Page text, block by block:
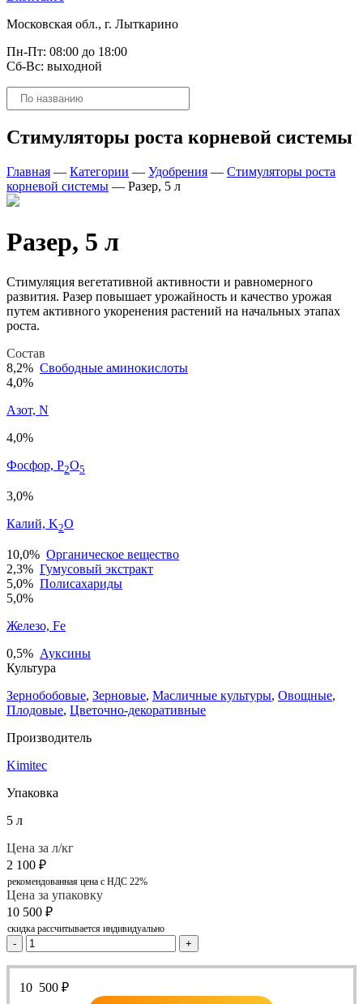
Московская обл., г. Лыткарино
Пн-Пт: 08:00 до 18:00
Сб-Вс: выходной
Поиск
товаров
Стимуляторы роста корневой системы
Главная — Категории — Удобрения — Стимуляторы роста
корневой системы — Разер, 5 л
Разер, 5 л
Стимуляция вегетативной активности и равномерного
развития. Разер повышает урожайность и качество урожая
путем активного укоренения растений на начальных этапах
роста.
Состав
8,2% Свободные аминокислоты
4,0%
Азот, N
4,0%
Фосфор, P2O5
3,0%
Калий, K2O
10,0% Органическое вещество
2,3% Гумусовый экстракт
5,0% Полисахариды
5,0%
Железо, Fe
0,5% Ауксины
Культура
Зернобобовые, Зерновые, Масличные культуры, Овощные,
Плодовые, Цветочно-декоративные
Производитель
Kimitec
Упаковка
5 л
Цена за л/кг
2 100 ₽
рекомендованная цена с НДС 22%
Цена за упаковку
10 500 ₽
скидка рассчитывается индивидуально
- +
10 500 ₽